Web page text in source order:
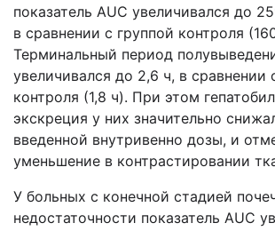
показатель АUC увеличивался до
в сравнении с группой контроля
Терминальный период
увеличивался до 2,6 ч, в сравнении
контроля (1,8 ч). При этом
экскреция у них значительно
введенной внутривенно дозы, и
уменьшение в контрастировании
У больных с конечной стадией
недостаточности показатель АUC